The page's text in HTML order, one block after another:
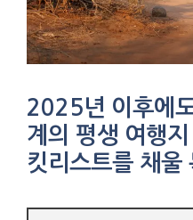
2025년 이후에
계의 평생 여행
킷리스트를 채울